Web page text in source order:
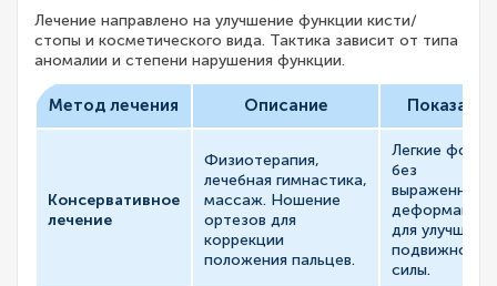
Лечение направлено на улучшение функции кисти/
стопы и косметического вида. Тактика зависит от типа
аномалии и степени нарушения функции.
Метод лечения Описание Показания
Консервативное
лечение
Физиотерапия,
лечебная гимнастика,
массаж. Ношение
ортезов для
коррекции
положения пальцев.
Легкие формы
без
выраженной
деформации,
для
силы.